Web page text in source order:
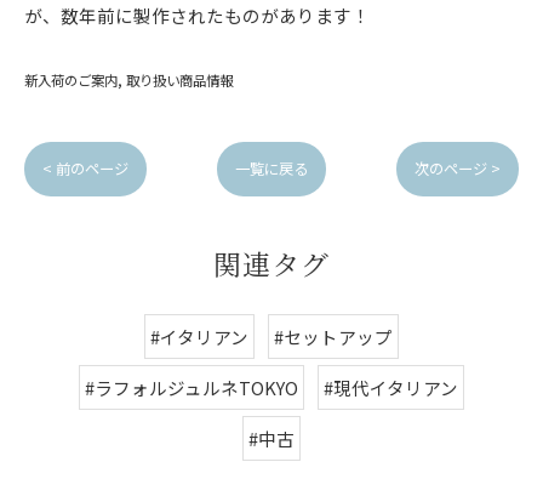
が、数年前に製作されたものがあります！
新入荷のご案内 取り扱い商品情報
< 前のページ 一覧に戻る 次のページ >
関連タグ
#イタリアン
#セットアップ
#ラフォルジュルネTOKYO
#現代イタリアン
#中古